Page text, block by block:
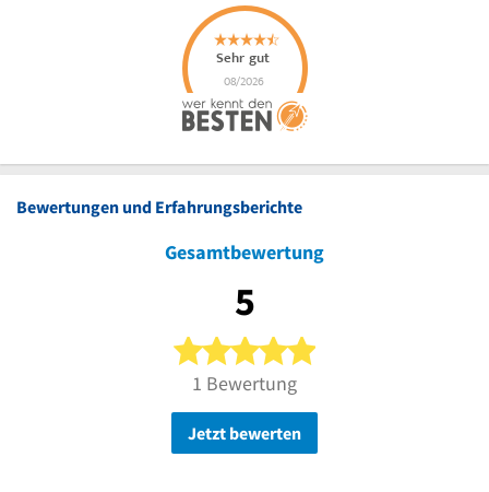
Bewertungen und Erfahrungsberichte
Gesamtbewertung
5
5 von 5 Sternen
1 Bewertung
Jetzt bewerten